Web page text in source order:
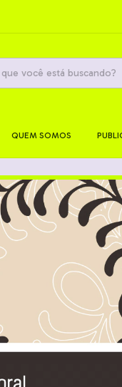
QUEM SOMOS